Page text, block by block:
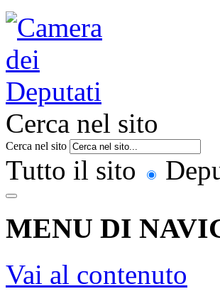
Cerca nel sito
Cerca nel sito
Tutto il sito
MENU DI
Vai al contenuto